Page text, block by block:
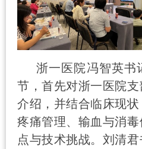
浙一 医院冯智英书
节，首先对浙一医院
介绍，并结合临床现状
疼痛管理、输血与消
点与技术挑战。 刘清君